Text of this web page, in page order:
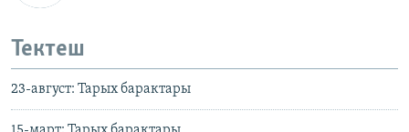
Тектеш
23-август: Тарых барактары